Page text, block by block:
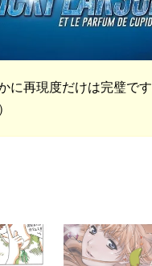
に再現度だけは完璧です